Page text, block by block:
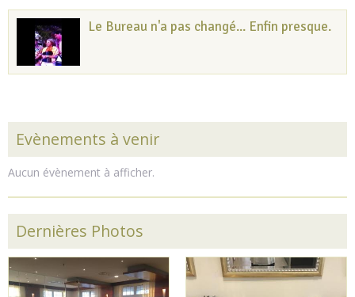
Le Bureau n'a pas changé... Enfin presque.
Evènements à venir
Aucun évènement à afficher.
Dernières Photos